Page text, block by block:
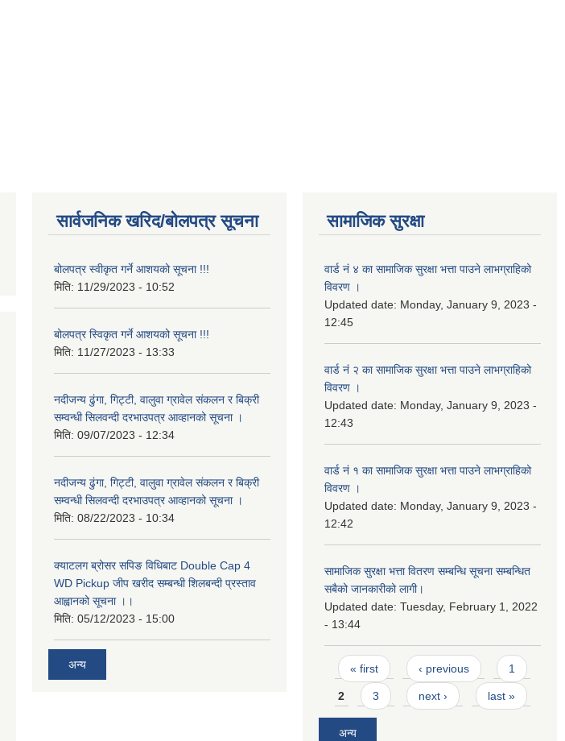
सार्वजनिक खरिद/बोलपत्र सूचना
बोलपत्र स्वीकृत गर्ने आशयको सूचना !!!
मिति: 11/29/2023 - 10:52
बोलपत्र स्विकृत गर्ने आशयको सूचना !!!
मिति: 11/27/2023 - 13:33
नदीजन्य ढुंगा, गिट्टी, वालुवा ग्रावेल संकलन र बिक्री
सम्वन्धी सिलवन्दी दरभाउपत्र आव्हानको सूचना ।
मिति: 09/07/2023 - 12:34
नदीजन्य ढुंगा, गिट्टी, वालुवा ग्रावेल संकलन र बिक्री
सम्वन्धी सिलवन्दी दरभाउपत्र आव्हानको सूचना ।
मिति: 08/22/2023 - 10:34
क्याटलग ब्रोसर सपिङ विधिबाट Double Cap 4
WD Pickup जीप खरीद सम्बन्धी शिलबन्दी प्रस्ताव
आह्वानको सूचना ।।
मिति: 05/12/2023 - 15:00
अन्य
सामाजिक सुरक्षा
वार्ड नं ४ का सामाजिक सुरक्षा भत्ता पाउने लाभग्राहिको
विवरण ।
Updated date: Monday, January 9, 2023 -
12:45
वार्ड नं २ का सामाजिक सुरक्षा भत्ता पाउने लाभग्राहिको
विवरण ।
Updated date: Monday, January 9, 2023 -
12:43
वार्ड नं १ का सामाजिक सुरक्षा भत्ता पाउने लाभग्राहिको
विवरण ।
Updated date: Monday, January 9, 2023 -
12:42
सामाजिक सुरक्षा भत्ता वितरण सम्बन्धि सूचना सम्बन्धित
सबैको जानकारीको लागी।
Updated date: Tuesday, February 1, 2022
- 13:44
Pages
« first ‹ previous 1
2 3 next › last »
अन्य